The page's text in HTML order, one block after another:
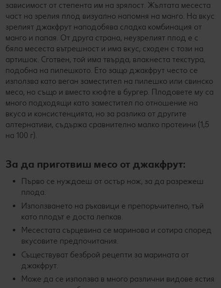
зависимост от степента им на зрялост. Жълтата месеста
част на зрелия плод визуално напомня на манго. На вкус
зрелият джакфрут наподобява сладка комбинация от
манго и папая. От друга страна, неузрелият плод е с
бяла месеста вътрешност и има вкус, сходен с този на
артишок. Сготвен, той има твърда, влакнеста текстура,
подобна на пилешкото. Ето защо джакфрут често се
използва като веган заместител на пилешко или свинско
месо, но също и вместо кюфте в бургер. Плодовете му са
много подходящи като заместител по отношение на
вкуса и консистенцията, но за разлика от другите
алтернативи, съдържа сравнително малко протеини (1,5
на 100 г).
За да приготвиш месо от джакфрут:
Първо се нуждаеш от остър нож, за да разрежеш
плода.
Използването на ръкавици е препоръчително, тъй
като плодът е доста лепкав.
Месестата сърцевина се маринова и сотира според
вкусовите предпочитания.
Съществуват безброй рецепти за марината от
джакфрут.
Може да се използва в много различни видове ястия